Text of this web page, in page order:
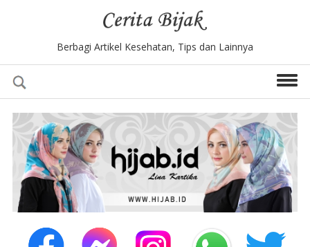
Berbagi Artikel Kesehatan, Tips dan Lainnya